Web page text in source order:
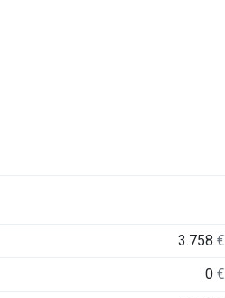
3.758€
0€